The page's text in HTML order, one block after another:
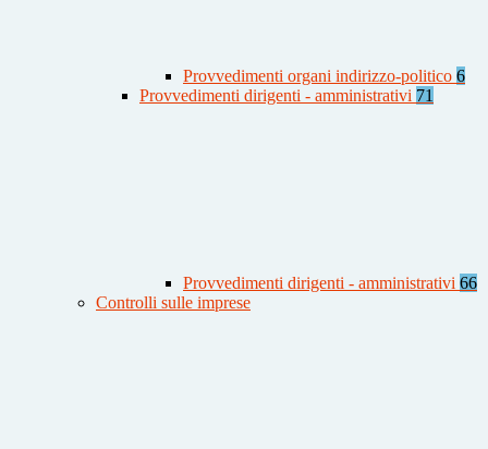
Provvedimenti organi indirizzo-politico 6
Provvedimenti dirigenti - amministrativi 71
Provvedimenti dirigenti - amministrativi 66
Controlli sulle imprese